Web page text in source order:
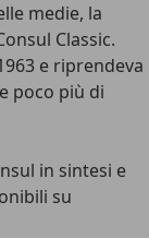
medie, la
Classic.
e riprendeva
poco più di
in sintesi e
su